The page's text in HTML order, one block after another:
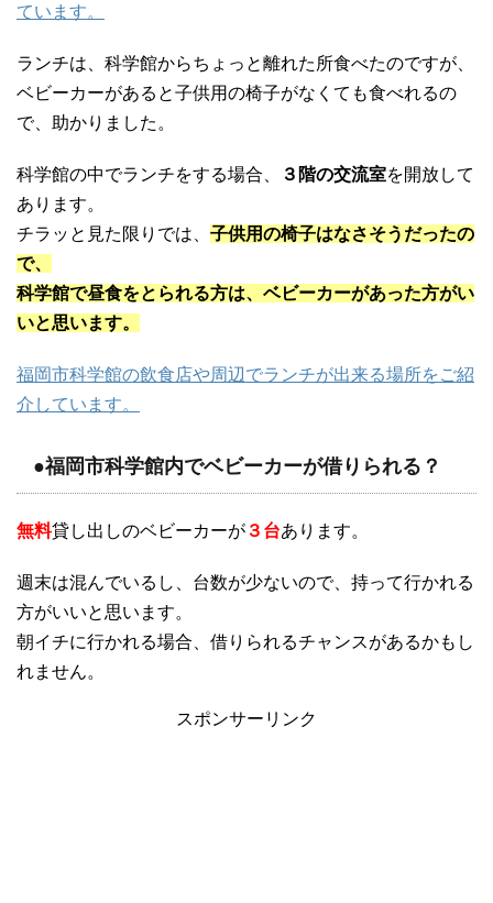
ています。
ランチは、科学館からちょっと離れた所食べたのですが、
ベビーカーがあると子供用の椅子がなくても食べれるの
で、助かりました。
科学館の中でランチをする場合、 ３階の交流室を開放して
あります。
チラッと見た限りでは、 子供用の椅子はなさそうだったの
で、
科学館で昼食をとられる方は、ベビーカーがあった方がい
いと思います。
福岡市科学館の飲食店や周辺でランチが出来る場所をご紹
介しています。
●福岡市科学館内でベビーカーが借りられる？
無料貸し出しのベビーカーが ３台あります。
週末は混んでいるし、台数が少ないので、持って行かれる
方がいいと思います。
朝イチに行かれる場合、借りられるチャンスがあるかもし
れません。
スポンサーリンク